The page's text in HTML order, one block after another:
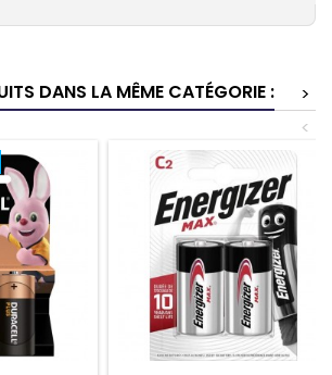
DANS LA MÊME CATÉGORIE :
>
<